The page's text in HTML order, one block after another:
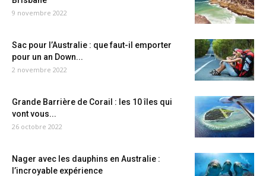
9 novembre 2022
Sac pour l’Australie : que faut-il emporter
pour un an Down...
2 novembre 2022
Grande Barrière de Corail : les 10 îles qui
vont vous...
26 octobre 2022
Nager avec les dauphins en Australie :
l’incroyable expérience